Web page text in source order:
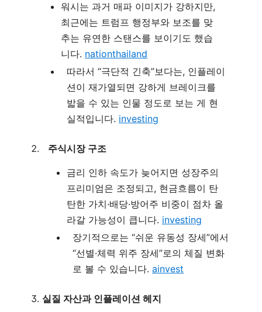
워시는 과거 매파 이미지가 강하지만,
최근에는 트럼프 행정부와 보조를 맞
추는 유연한 스탠스를 보이기도 했습
니다. nationthailand
따라서 “극단적 긴축”보다는, 인플레이
션이 재가열되면 강하게 브레이크를
밟을 수 있는 인물 정도로 보는 게 현
실적입니다. investing
주식시장 구조
금리 인하 속도가 늦어지면 성장주의
프리미엄은 조정되고, 현금흐름이 탄
탄한 가치·배당·방어주 비중이 점차 올
라갈 가능성이 큽니다. investing
장기적으로는 “쉬운 유동성 장세”에서
“선별·체력 위주 장세”로의 체질 변화
로 볼 수 있습니다. ainvest
실질 자산과 인플레이션 헤지